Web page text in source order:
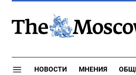
НОВОСТИ МНЕНИЯ